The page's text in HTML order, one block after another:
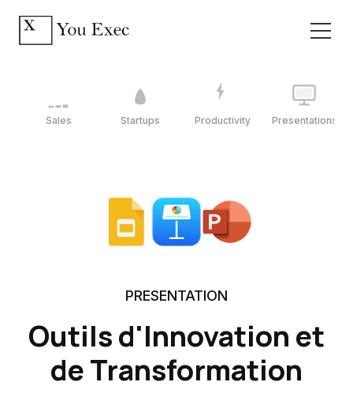
Sales Startups Productivity Presentations
PRESENTATION
Outils d'Innovation et
de Transformation